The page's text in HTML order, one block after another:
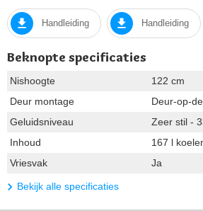
Handleiding Handleiding
Beknopte specificaties
Nishoogte
122 cm
Deur montage
Deur-op-
Geluidsniveau
Zeer stil -
Inhoud
167 l
Vriesvak
Ja
Bekijk alle specificaties